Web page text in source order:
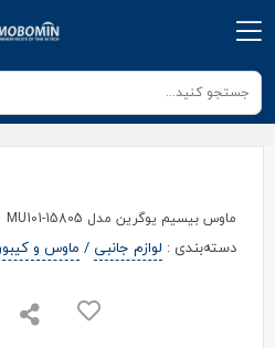
ماوس بیسیم یوگرین مدل MU101-15805
دسته‌بندی : لوازم جانبی / ماوس و